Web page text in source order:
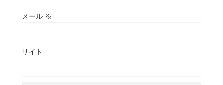
メール ※
サイト